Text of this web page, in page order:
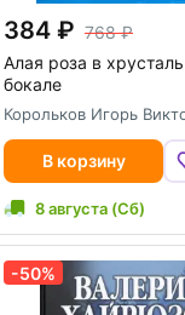
384
768
Алая роза в
бокале
Корольков Игорь
В корзину
8 августа (Сб)
-50%